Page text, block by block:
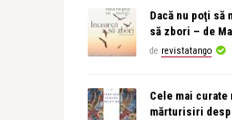
Dacă nu poţi să
să zbori – de
de revistatango
Cele mai curate
mărturisiri